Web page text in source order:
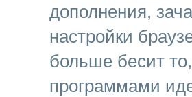
дополнения,
настройки
больше бесит
программами